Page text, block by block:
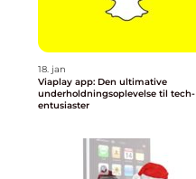
18. jan
Viaplay app: Den ultimative
underholdningsoplevelse til tech-
entusiaster